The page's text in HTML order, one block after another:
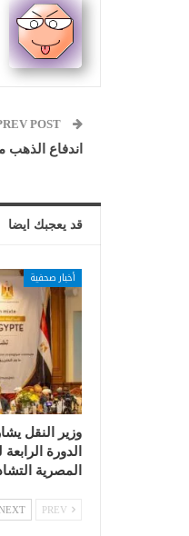
اندفاع الذهب
قد يعجبك ايضا
أخبار صحفية
وزير النقل
الدورة
المصرية